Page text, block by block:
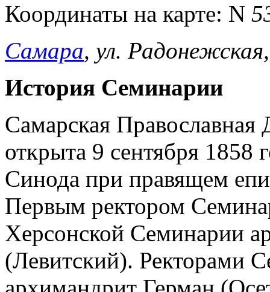
Координаты на карте: N
Самара, ул.
История Семинарии
Самарская
открыта 9 сентября
Синода при правящем
Первым ректором
Херсонской Семинарии
(Левитский). Ректорами